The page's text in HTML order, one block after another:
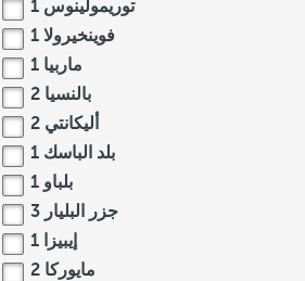
توريمولينوس 1
فوينخيرولا 1
ماربيا 1
بالنسيا 2
أليكانتي 2
بلد الباسك 1
بلباو 1
جزر البليار 3
إيبيزا 1
مايوركا 2